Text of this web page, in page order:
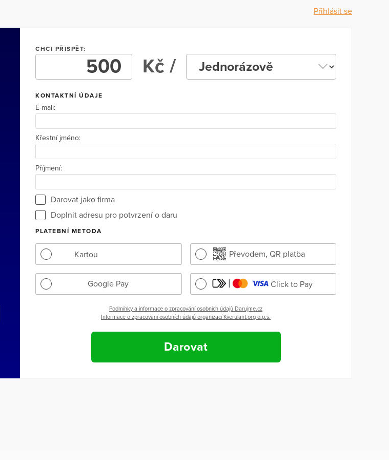
Přihlásit se
CHCI PŘISPĚT:
Kč /
KONTAKTNÍ ÚDAJE
E-mail:
Křestní jméno:
Příjmení:
Darovat jako firma
Doplnit adresu pro potvrzení o daru
PLATEBNÍ METODA
Kartou Převodem, QR platba
Google Pay Click to Pay
Podmínky a informace o zpracování osobních údajů Darujme.cz
Informace o zpracování osobních údajů organizací Kverulant.org o.p.s.
Darovat